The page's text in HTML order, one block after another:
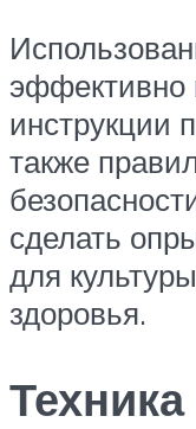
эффективно
инструкции
также
сделать
для
здоровья.